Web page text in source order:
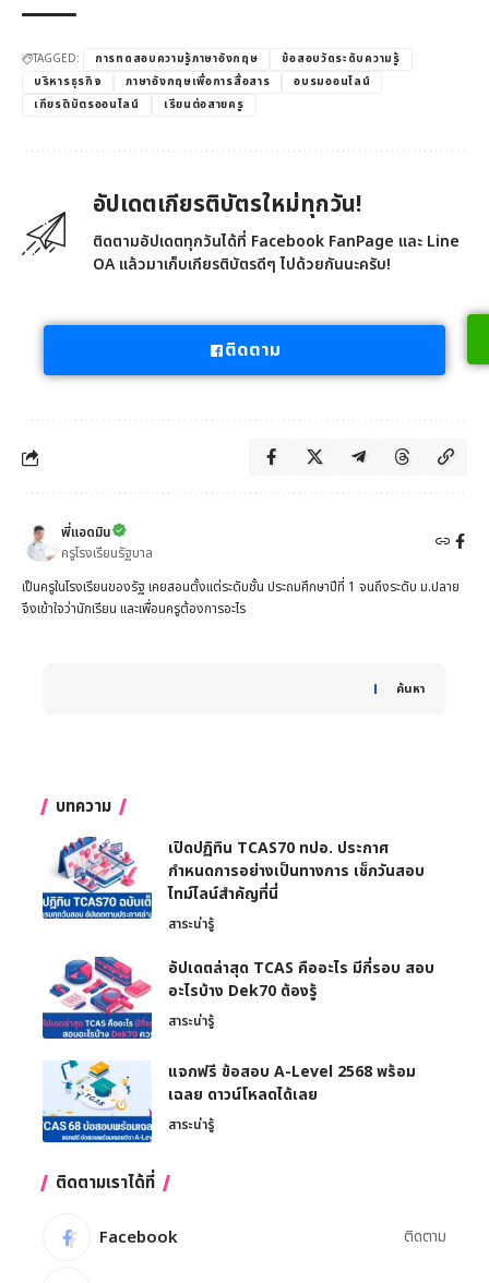
TAGGED: การทดสอบความรู้ภาษาอังกฤษ
ข้อสอบวัดระดับความรู้
บริหารธุรกิจ
ภาษาอังกฤษเพื่อการสื่อสาร
อบรมออนไลน์
เกียรติบัตรออนไลน์
เรียนต่อสายครู
อัปเดตเกียรติบัตรใหม่ทุกวัน!
ติดตามอัปเดตทุกวันได้ที่ Facebook FanPage และ Line
OA แล้วมาเก็บเกียรติบัตรดีๆ ไปด้วยกันนะครับ!
ติดตาม
พี่แอดมิน
ครูโรงเรียนรัฐบาล
เป็นครูในโรงเรียนของรัฐ เคยสอนตั้งแต่ระดับชั้น ประถมศึกษาปีที่ 1 จนถึงระดับ ม.ปลาย
จึงเข้าใจว่านักเรียน และเพื่อนครูต้องการอะไร
ค้นหา
When autocomplete results are available use up and
บทความ
เปิดปฏิทิน TCAS70 ทปอ. ประกาศ
กำหนดการอย่างเป็นทางการ เช็กวันสอบ
ไทม์ไลน์สำคัญที่นี่
สาระน่ารู้
อัปเดตล่าสุด TCAS คืออะไร มีกี่รอบ สอบ
อะไรบ้าง Dek70 ต้องรู้
สาระน่ารู้
แจกฟรี ข้อสอบ A-Level 2568 พร้อม
เฉลย ดาวน์โหลดได้เลย
สาระน่ารู้
ติดตามเราได้ที่
Facebook ติดตาม